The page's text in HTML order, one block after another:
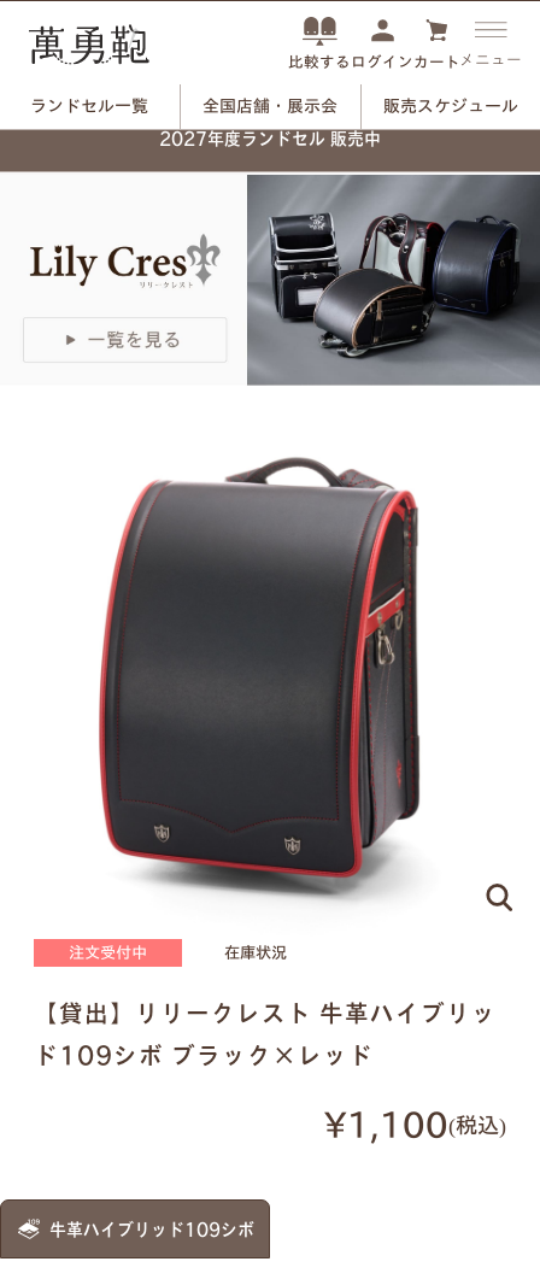
比較する ログイン カート メニュー
販売スケジュール
ランドセル一覧
全国店舗・展示会
2027年度ランドセル 販売中
注文受付中 在庫状況
【貸出】リリークレスト 牛革ハイブリッ
ド109シボ ブラック×レッド
¥1,100 税込
牛革ハイブリッド109シボ
ピンクゴールド×ハートのモチーフ
刻印する文字について
ネームプレートはご注文の際に刻印する文字をア
ルファベットでご指定ください。（スペースやドッ
トを含めて
16文字
まで）
書体は下記の明朝体と筆記体の2種類からお選び
いただけます。
明朝体 筆記体